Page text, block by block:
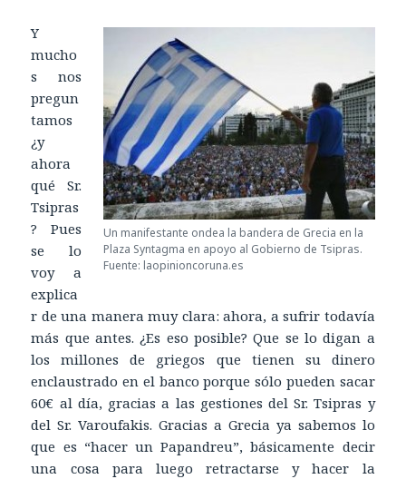
Un manifestante ondea la bandera de Grecia en la
Plaza Syntagma en apoyo al Gobierno de Tsipras.
Fuente: laopinioncoruna.es
Y
mucho
s nos
pregun
tamos
¿y
ahora
qué Sr.
Tsipras
? Pues
se lo
voy a
explica
r de una manera muy clara: ahora, a sufrir todavía
más que antes. ¿Es eso posible? Que se lo digan a
los millones de griegos que tienen su dinero
enclaustrado en el banco porque sólo pueden sacar
60€ al día, gracias a las gestiones del Sr. Tsipras y
del Sr. Varoufakis. Gracias a Grecia ya sabemos lo
que es “hacer un Papandreu”, básicamente decir
una cosa para luego retractarse y hacer la